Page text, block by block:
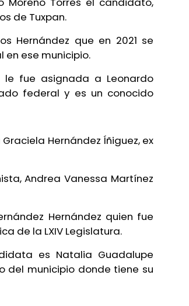
de Tuxpan.
Hernández que en 2021 se
en ese municipio.
le fue asignada a Leonardo
federal y es un conocido
Hernández Íñiguez, ex
Andrea Vanessa Martínez
Hernández quien fue
de la LXIV Legislatura.
es Natalia Guadalupe
del municipio donde tiene su